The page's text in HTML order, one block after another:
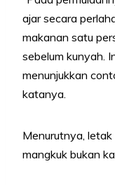
ajar secara
makanan satu
sebelum kunyah.
menunjukkan
katanya.
Menurutnya,
mangkuk bukan